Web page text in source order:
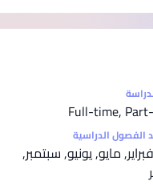
Full-time,
الفصول الدراسية
فبراير, مايو, يونيو, سبتمبر,